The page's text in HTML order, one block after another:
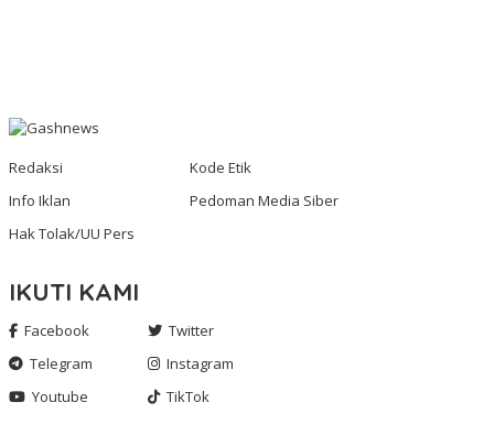
Redaksi
Kode Etik
Info Iklan
Pedoman Media Siber
Hak Tolak/UU Pers
IKUTI KAMI
Facebook
Twitter
Telegram
Instagram
Youtube
TikTok